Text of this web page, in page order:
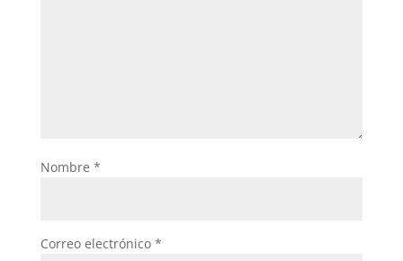
Nombre *
Correo electrónico *